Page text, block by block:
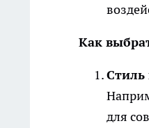
Как
для